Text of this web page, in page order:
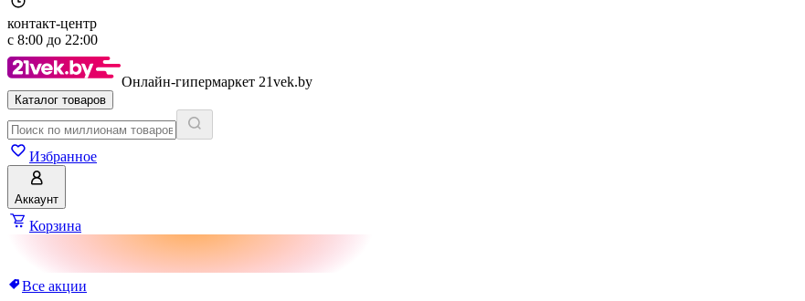
контакт-центр
с 8:00 до 22:00
Онлайн-гипермаркет 21vek.by
Каталог товаров
Избранное
Аккаунт
Корзина
Все акции